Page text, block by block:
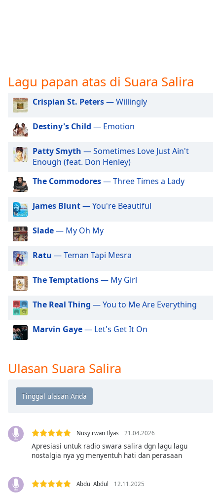
dialog
off
selected
Audio
Picture-
Picture
Fullscreen
modal
window.
Beginning
dialog
Escape
cancel
and
the
window.
Color
Opacity
Background
Color
Lagu papan atas di Suara Salira
Crispian St. Peters— Willingly
Destiny's Child — Emotion
Patty Smyth — Sometimes Love Just Ain't
Enough (feat. Don Henley)
The Commodores— Three Times a Lady
James Blunt— You're Beautiful
Slade— My Oh My
Ratu — Teman Tapi Mesra
The Temptations— My Girl
The Real Thing — You to Me Are Everything
Marvin Gaye— Let's Get It On
Ulasan Suara Salira
Nusyirwan Ilyas 21.04.2026
Apresiasi untuk radio swara salira dgn lagu lagu
nostalgia nya yg menyentuh hati dan perasaan
Abdul Abdul 12.11.2025